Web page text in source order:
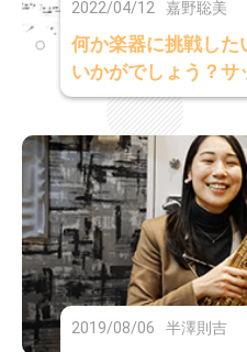
2022/04/12 嘉野聡美
何か楽器に挑戦した
いかがでしょう？
2019/08/06 半澤則吉